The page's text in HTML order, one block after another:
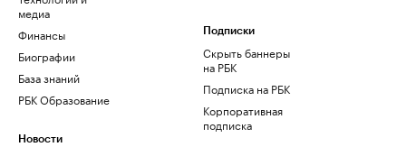
медиа
Финансы
Биографии
База знаний
РБК Образование
Новости
Подписки
Скрыть баннеры
на РБК
Подписка на РБК
Корпоративная
подписка